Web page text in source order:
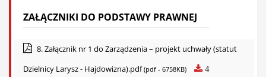
ZAŁĄCZNIKI DO PODSTAWY PRAWNEJ
8. Załącznik nr 1 do Zarządzenia – projekt uchwały (statut
Dzielnicy Larysz - Hajdowizna).pdf(pdf - 6758KB) 4